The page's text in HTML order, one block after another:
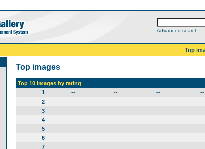
Advanced search
Top
Top images
Top 10 images by rating
1
-- -- --
--
2
-- -- --
--
3
-- -- --
--
4
-- -- --
--
5
-- -- --
--
6
-- -- --
--
7
-- -- --
--